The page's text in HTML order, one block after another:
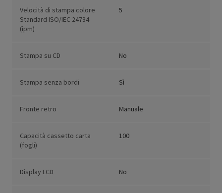
Velocità di stampa colore
Standard ISO/IEC 24734
(ipm)
5
Stampa su CD No
Stampa senza bordi Sì
Fronte retro Manuale
Capacità cassetto carta
(fogli)
100
Display LCD No